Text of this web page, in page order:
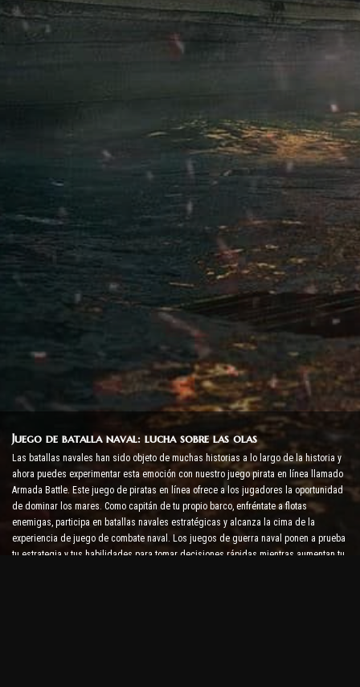
Juego de batalla naval: lucha sobre las olas
Las batallas navales han sido objeto de muchas historias a lo largo de la historia y
ahora puedes experimentar esta emoción con nuestro juego pirata en línea llamado
Armada Battle. Este juego de piratas en línea ofrece a los jugadores la oportunidad
de dominar los mares. Como capitán de tu propio barco, enfréntate a flotas
enemigas, participa en batallas navales estratégicas y alcanza la cima de la
experiencia de juego de combate naval. Los juegos de guerra naval ponen a prueba
tu estrategia y tus habilidades para tomar decisiones rápidas mientras aumentan tu